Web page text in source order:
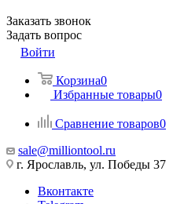
Заказать звонок
Задать вопрос
Войти
Корзина0
Избранные товары0
Сравнение товаров0
sale@milliontool.ru
г. Ярославль, ул. Победы 37
Вконтакте